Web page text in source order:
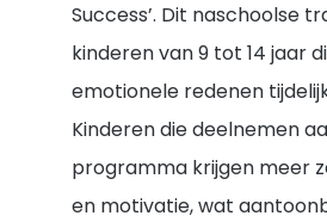
Success’. Dit naschoolse
kinderen van 9 tot 14 jaar
emotionele redenen
Kinderen die deelnemen
programma krijgen meer
en motivatie, wat